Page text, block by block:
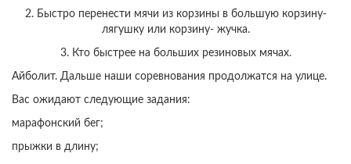
2. Быстро перенести мячи из корзины в большую корзину-
лягушку или корзину- жучка.
3. Кто быстрее на больших резиновых мячах.
Айболит. Дальше наши соревнования продолжатся на улице.
Вас ожидают следующие задания:
марафонский бег;
прыжки в длину;